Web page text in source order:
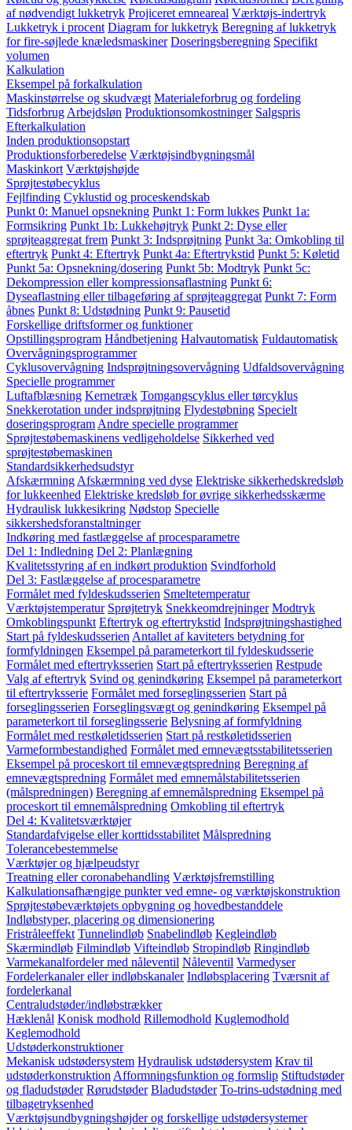
af nødvendigt lukketryk Projiceret emneareal Værktøjs-indertryk
Lukketryk i procent Diagram for lukketryk Beregning af lukketryk
for fire-søjlede knæledsmaskiner Doseringsberegning Specifikt
volumen
Kalkulation
Eksempel på forkalkulation
Maskinstørrelse og skudvægt Materialeforbrug og fordeling
Tidsforbrug Arbejdsløn Produktionsomkostninger Salgspris
Efterkalkulation
Inden produktionsopstart
Produktionsforberedelse Værktøjsindbygningsmål
Maskinkort Værktøjshøjde
Sprøjtestøbecyklus
Fejlfinding Cyklustid og proceskendskab
Punkt 0: Manuel opsnekning Punkt 1: Form lukkes Punkt 1a:
Formsikring Punkt 1b: Lukkehøjtryk Punkt 2: Dyse eller
sprøjteaggregat frem Punkt 3: Indsprøjtning Punkt 3a: Omkobling til
eftertryk Punkt 4: Eftertryk Punkt 4a: Eftertrykstid Punkt 5: Køletid
Punkt 5a: Opsnekning/dosering Punkt 5b: Modtryk Punkt 5c:
Dekompression eller kompressionsaflastning Punkt 6:
Dyseaflastning eller tilbageføring af sprøjteaggregat Punkt 7: Form
åbnes Punkt 8: Udstødning Punkt 9: Pausetid
Forskellige driftsformer og funktioner
Opstillingsprogram Håndbetjening Halvautomatisk Fuldautomatisk
Overvågningsprogrammer
Cyklusovervågning Indsprøjtningsovervågning Udfaldsovervågning
Specielle programmer
Luftafblæsning Kernetræk Tomgangscyklus eller tørcyklus
Snekkerotation under indsprøjtning Flydestøbning Specielt
doseringsprogram Andre specielle programmer
Sprøjtestøbemaskinens vedligeholdelse Sikkerhed ved
sprøjtestøbemaskinen
Standardsikkerhedsudstyr
Afskærmning Afskærmning ved dyse Elektriske sikkerhedskredsløb
for lukkeenhed Elektriske kredsløb for øvrige sikkerhedsskærme
Hydraulisk lukkesikring Nødstop Specielle
sikkershedsforanstaltninger
Indkøring med fastlæggelse af procesparametre
Del 1: Indledning Del 2: Planlægning
Kvalitetsstyring af en indkørt produktion Svindforhold
Del 3: Fastlæggelse af procesparametre
Formålet med fyldeskudsserien Smeltetemperatur
Værktøjstemperatur Sprøjtetryk Snekkeomdrejninger Modtryk
Omkoblingspunkt Eftertryk og eftertrykstid Indsprøjtningshastighed
Start på fyldeskudsserien Antallet af kaviteters betydning for
formfyldningen Eksempel på parameterkort til fyldeskudsserie
Formålet med eftertryksserien Start på eftertryksserien Restpude
Valg af eftertryk Svind og genindkøring Eksempel på parameterkort
til eftertryksserie Formålet med forseglingsserien Start på
forseglingsserien Forseglingsvægt og genindkøring Eksempel på
parameterkort til forseglingsserie Belysning af formfyldning
Formålet med restkøletidsserien Start på restkøletidsserien
Varmeformbestandighed Formålet med emnevægtsstabilitetsserien
Eksempel på proceskort til emnevægtspredning Beregning af
emnevægtspredning Formålet med emnemålstabilitetsserien
(målspredningen) Beregning af emnemålspredning Eksempel på
proceskort til emnemålspredning Omkobling til eftertryk
Del 4: Kvalitetsværktøjer
Standardafvigelse eller korttidsstabilitet Målspredning
Tolerancebestemmelse
Værktøjer og hjælpeudstyr
Treatning eller coronabehandling Værktøjsfremstilling
Kalkulationsafhængige punkter ved emne- og værktøjskonstruktion
Sprøjtestøbeværktøjets opbygning og hovedbestanddele
Indløbstyper, placering og dimensionering
Fristråleeffekt Tunnelindløb Snabelindløb Kegleindløb
Skærmindløb Filmindløb Vifteindløb Stropindløb Ringindløb
Varmekanalfordeler med nåleventil Nåleventil Varmedyser
Fordelerkanaler eller indløbskanaler Indløbsplacering Tværsnit af
fordelerkanal
Centraludstøder/indløbstrækker
Hæklenål Konisk modhold Rillemodhold Kuglemodhold
Keglemodhold
Udstøderkonstruktioner
Mekanisk udstødersystem Hydraulisk udstødersystem Krav til
udstøderkonstruktion Afformningsfunktion og formslip Stiftudstøder
og fladudstøder Rørudstøder Bladudstøder To-trins-udstødning med
tilbagetryksenhed
Værktøjsundbygningshøjder og forskellige udstødersystemer